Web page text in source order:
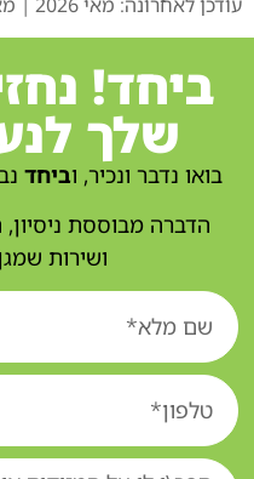
ביחד!
שלך
בואו נדבר ונכיר, וביחד
הדברה מבוססת
ושירות